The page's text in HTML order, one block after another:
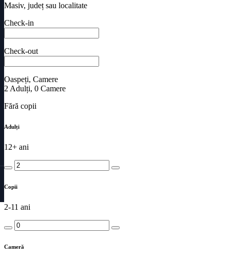
Masiv, județ sau localitate
Check-in
Check-out
Oaspeți, Camere
2 Adulți, 0 Camere
Fără copii
Adulți
12+ ani
Copii
2-11 ani
Cameră